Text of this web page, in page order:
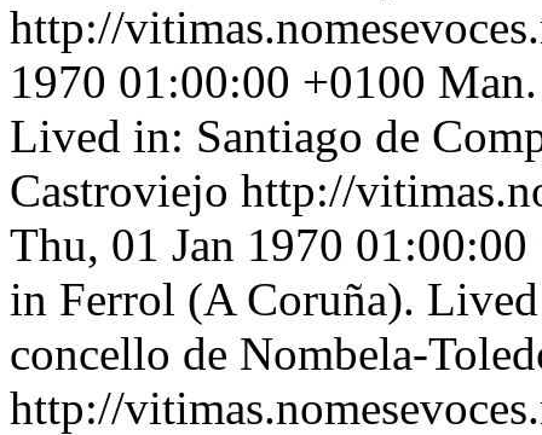
http://
1970 01:00:00 +0100
Lived in: Santiago de
Castroviejo http://
Thu, 01 Jan 1970 01:00:00
in Ferrol (A Coruña).
concello de Nombela-
http://